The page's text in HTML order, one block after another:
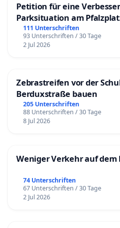
Petition für eine
Parksituation am
111 Unterschriften
93 Unterschriften / 30 Tage
2 Jul 2026
Zebrastreifen vor der
Berduxstraße bauen
205 Unterschriften
88 Unterschriften / 30 Tage
8 Jul 2026
Weniger Verkehr auf dem
74 Unterschriften
67 Unterschriften / 30 Tage
2 Jul 2026